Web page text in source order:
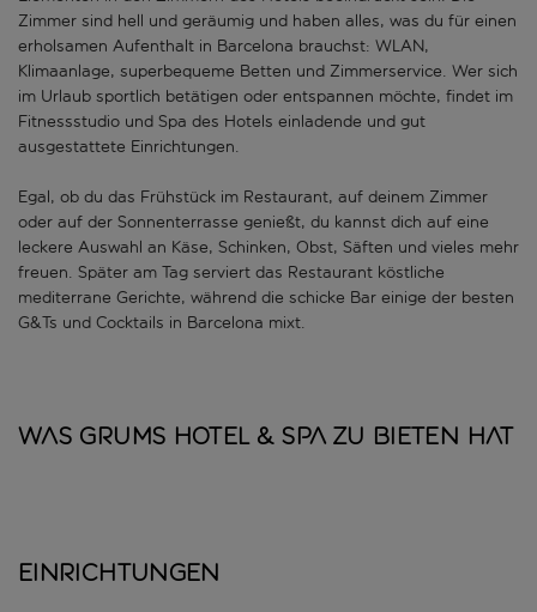
Zimmer sind hell und geräumig und haben alles, was du für einen
erholsamen Aufenthalt in Barcelona brauchst: WLAN,
Klimaanlage, superbequeme Betten und Zimmerservice. Wer sich
im Urlaub sportlich betätigen oder entspannen möchte, findet im
Fitnessstudio und Spa des Hotels einladende und gut
ausgestattete Einrichtungen.
Egal, ob du das Frühstück im Restaurant, auf deinem Zimmer
oder auf der Sonnenterrasse genießt, du kannst dich auf eine
leckere Auswahl an Käse, Schinken, Obst, Säften und vieles mehr
freuen. Später am Tag serviert das Restaurant köstliche
mediterrane Gerichte, während die schicke Bar einige der besten
G&Ts und Cocktails in Barcelona mixt.
Was GRUMS HOTEL & SPA zu bieten hat
Einrichtungen